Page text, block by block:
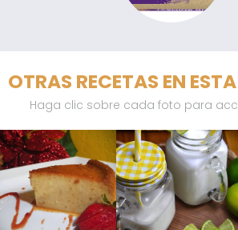
OTRAS RECETAS EN
Haga clic sobre cada foto para